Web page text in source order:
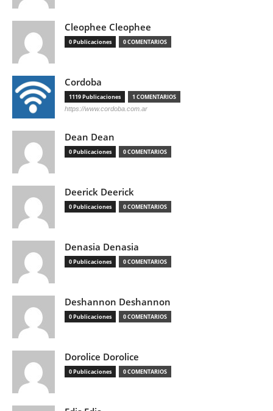
Cleophee Cleophee
0 Publicaciones 0 COMENTARIOS
Cordoba
1119 Publicaciones 1 COMENTARIOS
https://www.cordoba.com.ar
Dean Dean
0 Publicaciones 0 COMENTARIOS
Deerick Deerick
0 Publicaciones 0 COMENTARIOS
Denasia Denasia
0 Publicaciones 0 COMENTARIOS
Deshannon Deshannon
0 Publicaciones 0 COMENTARIOS
Dorolice Dorolice
0 Publicaciones 0 COMENTARIOS